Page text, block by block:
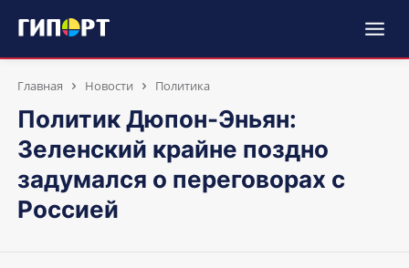
Главная Новости Политика
Политик Дюпон-Эньян:
Зеленский крайне поздно
задумался о переговорах с
Россией